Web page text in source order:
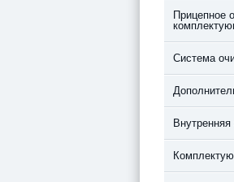
Прицепное оборудование /
Система